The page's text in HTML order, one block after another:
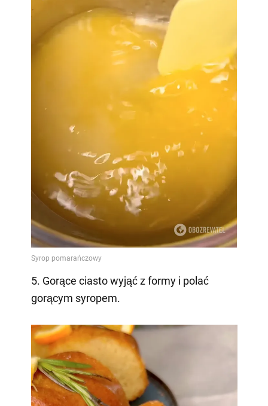
5. Gorące ciasto wyjąć z formy i polać
gorącym syropem.